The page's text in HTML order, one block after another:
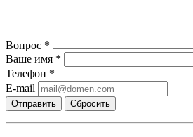
Вопрос *
Ваше имя *
Телефон *
E-mail
Сбросить